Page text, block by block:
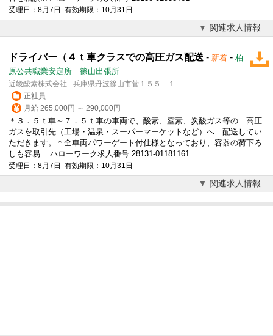
受理日：8月7日 有効期限：10月31日
関連求人情報
ドライバー（４ｔ車クラスでの高圧ガス配送 - 新着 - 柏
原公共職業安定所 篠山出張所
近畿酸素株式会社 - 兵庫県丹波篠山市菅１５５－１
正社員
月給 265,000円 ～ 290,000円
＊３．５ｔ車～７．５ｔ車の車両で、酸素、窒素、炭酸ガス等の 高圧
ガスを取引先（工場・温泉・スーパーマーケットなど）へ 配送してい
ただきます。＊全車両パワーゲート付仕様となっており、容器の荷下ろ
しも容易... ハローワーク求人番号 28131-01181161
受理日：8月7日 有効期限：10月31日
関連求人情報